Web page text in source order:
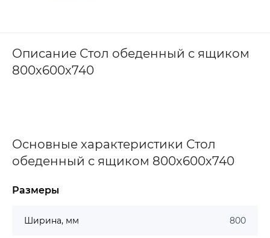
Описание Стол обеденный с ящиком
800х600х740
Основные характеристики Стол
обеденный с ящиком 800х600х740
Размеры
Ширина, мм 800